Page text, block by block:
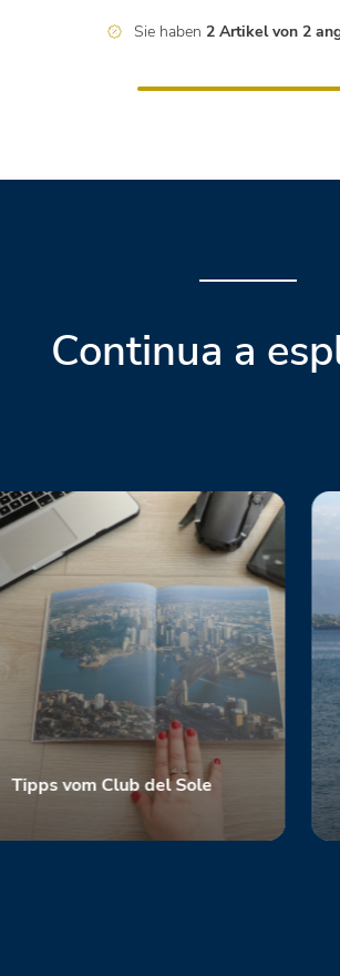
Sie haben 2 Artikel von 2
Continua a
Tipps vom Club del Sole
Scopri